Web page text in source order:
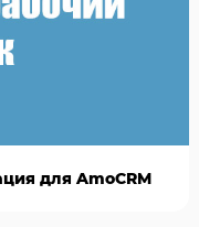
для AmoCRM